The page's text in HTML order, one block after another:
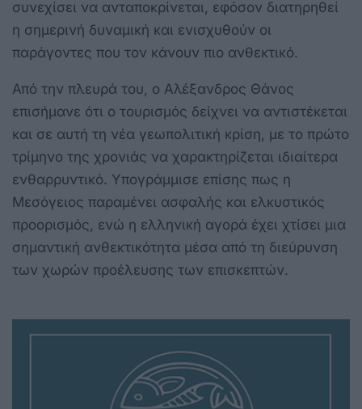
συνεχίσει να ανταποκρίνεται, εφόσον διατηρηθεί
η σημερινή δυναμική και ενισχυθούν οι
παράγοντες που τον κάνουν πιο ανθεκτικό.
Από την πλευρά του, ο Αλέξανδρος Θάνος
επισήμανε ότι ο τουρισμός δείχνει να αντιστέκεται
και σε αυτή τη νέα γεωπολιτική κρίση, με το πρώτο
τρίμηνο της χρονιάς να χαρακτηρίζεται ιδιαίτερα
ενθαρρυντικό. Υπογράμμισε επίσης πως η
Μεσόγειος παραμένει ασφαλής και ελκυστικός
προορισμός, ενώ η ελληνική αγορά έχει χτίσει μια
σημαντική ανθεκτικότητα μέσα από τη διεύρυνση
των χωρών προέλευσης των επισκεπτών.